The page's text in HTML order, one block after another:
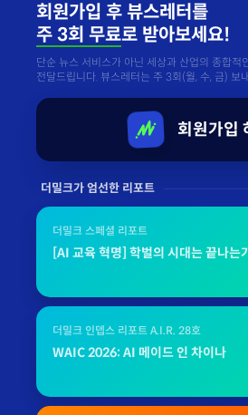
회원가입 후 뷰스레터를
주 3회 무료로 받아보세요!
단순 뉴스 서비스가 아닌 세상과 산업의 종합
전달드립니다. 뷰스레터는 주 3회(월, 수, 금) 보
회원가입
더밀크가 엄선한 리포트
더밀크 스페셜 리포트
[AI 교육 혁명] 학벌의 시대는 끝나는
더밀크 인뎁스 리포트 A.I.R. 28호
WAIC 2026: AI 메이드 인 차이나